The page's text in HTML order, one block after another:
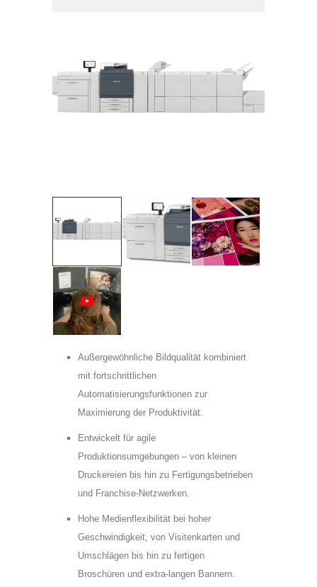
Telefon:
Adress:
Außergewöhnliche Bildqualität kombiniert
mit fortschrittlichen
Automatisierungsfunktionen zur
Maximierung der Produktivität.
Entwickelt für agile
Produktionsumgebungen – von kleinen
Druckereien bis hin zu Fertigungsbetrieben
und Franchise-Netzwerken.
Hohe Medienflexibilität bei hoher
Geschwindigkeit, von Visitenkarten und
Umschlägen bis hin zu fertigen
Broschüren und extra-langen Bannern.